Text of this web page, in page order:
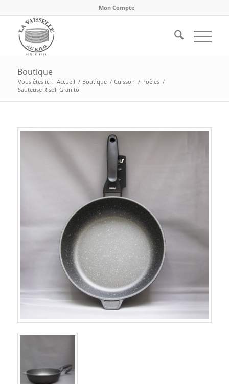
Mon Compte
Boutique
Vous êtes ici : Accueil / Boutique / Cuisson / Poêles /
Sauteuse Risoli Granito